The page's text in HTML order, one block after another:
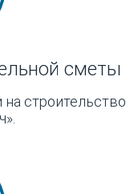
сметы
строительство